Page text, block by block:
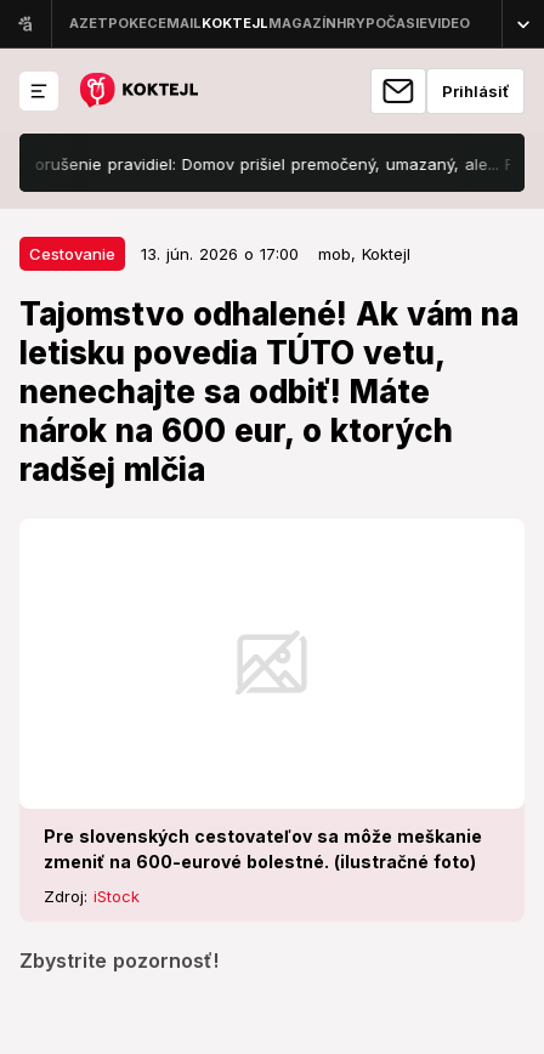
Prihlásiť
pravidiel: Domov prišiel premočený, umazaný, ale... FOTO
Cestovanie 13. jún. 2026 o 17:00 mob, Koktejl
Tajomstvo odhalené! Ak vám na
letisku povedia TÚTO vetu,
nenechajte sa odbiť! Máte
nárok na 600 eur, o ktorých
radšej mlčia
Pre slovenských cestovateľov sa môže meškanie
zmeniť na 600-eurové bolestné. (ilustračné foto)
Zdroj: iStock
Zbystrite pozornosť!
Cestovanie 13. jún. 2026 o 17:00
Tajomstvo odhalené! Ak vám na
letisku povedia TÚTO vetu,
nenechajte sa odbiť! Máte nárok
na 600 eur, o ktorých radšej mlčia
Zbystrite pozornosť!